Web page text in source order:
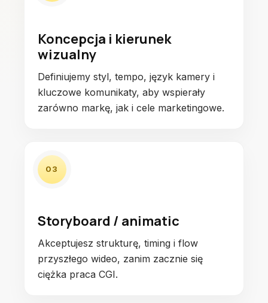
Koncepcja i kierunek
wizualny
Definiujemy styl, tempo, język kamery i
kluczowe komunikaty, aby wspierały
zarówno markę, jak i cele marketingowe.
03
Storyboard / animatic
Akceptujesz strukturę, timing i flow
przyszłego wideo, zanim zacznie się
ciężka praca CGI.